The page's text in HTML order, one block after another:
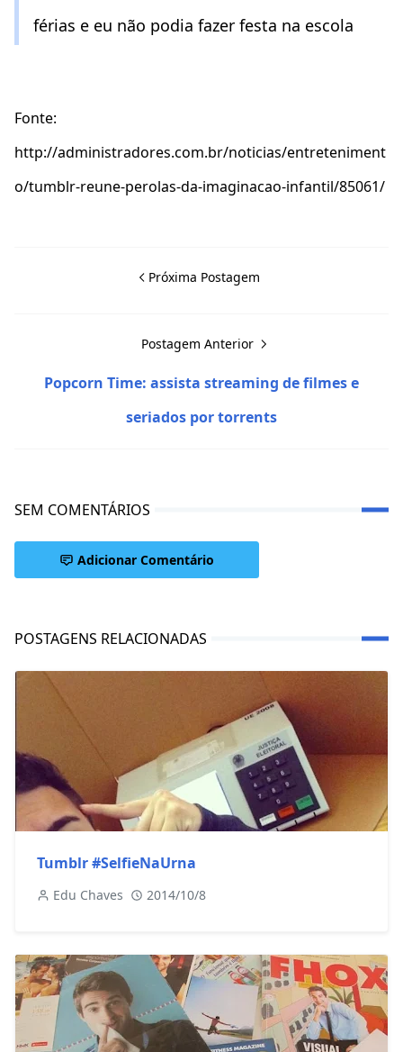
férias e eu não podia fazer festa na escola
Fonte:
http://administradores.com.br/noticias/entreteniment
o/tumblr-reune-perolas-da-imaginacao-infantil/85061/
Próxima Postagem
Postagem Anterior
Popcorn Time: assista streaming de filmes e
seriados por torrents
SEM COMENTÁRIOS
Adicionar Comentário
POSTAGENS RELACIONADAS
Tumblr #SelfieNaUrna
Edu Chaves 2014/10/8